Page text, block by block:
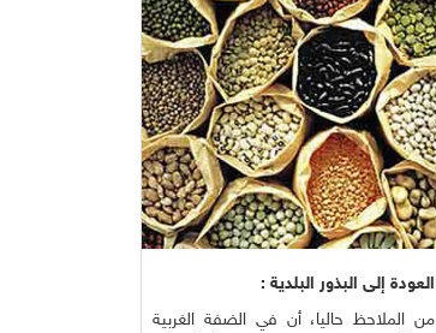
العودة إلى البذور البلدية :
من الملاحظ حاليا، أن في الضفة الغربية